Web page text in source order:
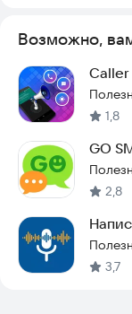
Возможно,
Caller
1,8
GO
2,8
3,7